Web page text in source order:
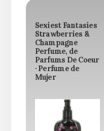
Sexiest Fantasies
Strawberries &
Champagne
Perfume, de
Parfums De Coeur
· Perfume de
Mujer